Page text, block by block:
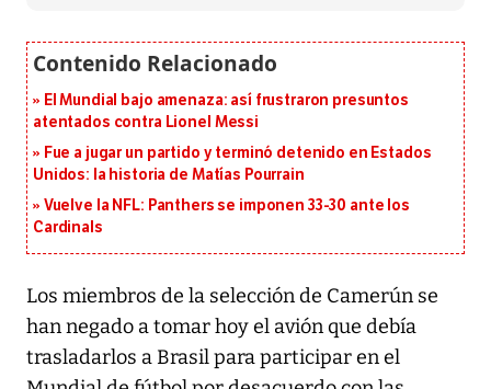
El Mundial bajo amenaza: así frustraron presuntos
atentados contra Lionel Messi
Fue a jugar un partido y terminó detenido en Estados
Unidos: la historia de Matías Pourrain
Vuelve la NFL: Panthers se imponen 33-30 ante los
Cardinals
Los miembros de la selección de Camerún se
han negado a tomar hoy el avión que debía
trasladarlos a Brasil para participar en el